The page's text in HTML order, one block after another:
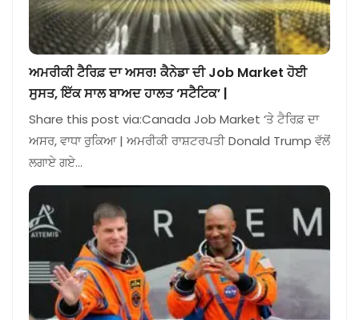
ਅਮਰੀਕੀ ਟੈਰਿਫ਼ ਦਾ ਅਸਰ! ਕੈਨੇਡਾ ਦੀ Job Market ਹੋਈ
ਸੁਸਤ, ਇੱਕ ਸਾਲ ਬਾਅਦ ਹਾਲਤ ‘ਸਟੈਟਿਕ’ |
Share this post via:Canada Job Market ‘ਤੇ ਟੈਰਿਫ਼ ਦਾ
ਅਸਰ, ਵਾਧਾ ਰੁਕਿਆ | ਅਮਰੀਕੀ ਰਾਸ਼ਟਰਪਤੀ Donald Trump ਵੱਲੋਂ
ਲਗਾਏ ਗਏ…